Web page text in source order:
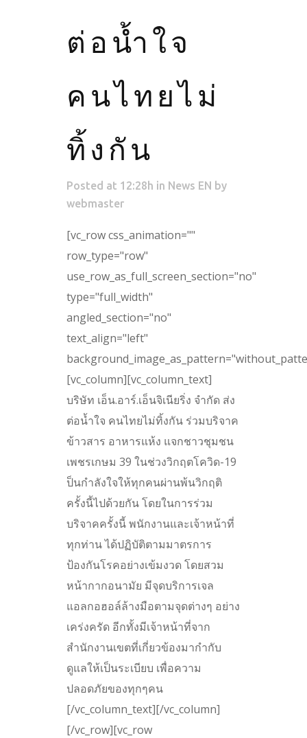
ต่อน้ำใจ
คนไทยไม่
ทิ้งกัน
Posted at 12:28h in News EN by
webmaster
[vc_row css_animation=""
row_type="row"
use_row_as_full_screen_section="no"
type="full_width"
angled_section="no"
text_align="left"
[vc_column][vc_column_text]
บริษัท เอ็น.อาร์.เอ็นจิเนียริ่ง จำกัด ส่ง
ต่อน้ำใจ คนไทยไม่ทิ้งกัน ร่วมบริจาค
ข้าวสาร อาหารแห้ง แจกชาวชุมชน
เพชรเกษม 39 ในช่วงวิกฤตโควิด-19
ป็นกำลังใจให้ทุกคนผ่านพ้นวิกฤติ
ครั้งนี้ไปด้วยกัน โดยในการร่วม
บริจาคครั้งนี้ พนักงานและเจ้าหน้าที่
ทุกท่าน ได้ปฏิบัติตามมาตรการ
ป้องกันโรคอย่างเข้มงวด โดยสวม
หน้ากากอนามัย มีจุดบริการเจล
แอลกอฮอล์ล้างมือตามจุดต่างๆ อย่าง
เคร่งครัด อีกทั้งมีเจ้าหน้าที่จาก
สำนักงานเขตที่เกี่ยวข้องมากำกับ
ดูแลให้เป็นระเบียบ เพื่อความ
ปลอดภัยของทุกๆคน
[/vc_column_text][/vc_column]
[/vc_row][vc_row